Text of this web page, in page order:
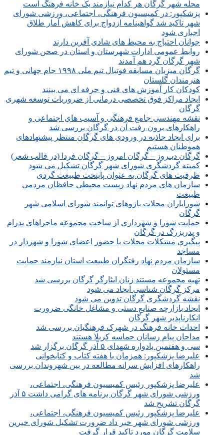
محله شهر گرگان هر کدام نیازمند یک خانه فرهنگ است
پزشکپور: در کمیسیون فرهنگی، اجتماعی، ورزشی شورای
شهر تاکید شد گواهینامه ازدواج برای کاهش آمار طلاق
اجباری شود
جوانان احتیاج به محیط های شادی آفرین دارند
روابط عمومی ادارات شهرستان و استان در صحن شورای
شهر گرگان گرد هم آمدند
گرگان میزبان مسابقه فوتبال تیم ملی ۱۹۹۸ جام جهانی و تیم
هنرمندان گلستان
کودکان کار آموزش های فنی و حرفه ای می بینند
ایجاد مراکز فوق تخصصی درمانی از ضروریات توسعه شهری
گرگان
نقشه مهندسی جامع فرهنگی و آسیب های اجتماعی و
راهکارهای برون رفت آن در گرگان بررسی شد
برای ایجاد جاذبه در ورودی های گرگان منتظر پیشنهادهای
هموطنان هستیم
گرگان دیـروز – گرگان امروز – گرگان فردا (در قالب شعر)
کمیته گردشگری شورای شهر گرگان تشکیل می شود
ظرفیت های گرگان به عنوان پایتخت طبیعت گردی
سازمان های مردم نهاد زیست محیطی حافظان مردمی
طبیعت
شورایاران محلات بازوهای توانمند شورای اسلامی شهر
گرگان
حمایت شورا و شهرداری از ساخت مجموعه ماجراهای پدرام
و پدربزرگ در گرگان
پیگیری مشکلات محلات با حضور اعضای شورا و شهردار در
مساجد
سازمان مردم نهاد رفتگران طبیعت استان نیازمند حمایت
مسئولان
تهیه مجموعه مستند زنان ایثارگر گرگان بررسی شد
مرکز گرگان شناسی ایجاد می شود
نقشه گردشگری گرگان تدوین می شود
ایجاد بازارچه صنایع دستی و مشاغل خانگی ضرورت
انکارناپذیر شهر گرگان
احداث خانه فرهنگ در شهرک فرهنگیان بررسی شد
مداحان پیام رسانان حماسه کربلا هستند
سی و هفتمین یادواره شهدای ۵ آذر گرگان برگزار شد
علیرضا پزشکپور: همزمان با هفته کتاب و کتابخوانی
راهکارهای افزایش سرانه مطالعه در بین شهروندان بررسی
شد
علیرضا پزشکپور رئیس کمیسیون فرهنگی، اجتماعی،
ورزشی شورای شهر گرگان برنامه های گرامی داشت ۵ آذر
گرگان تشریح شد
علیرضا پزشکپور رئیس کمیسیون فرهنگی، اجتماعی،
ورزشی شورای شهر خبر داد ضرورت تشکیل شورای خیرین
سلامت گرگان مورد تاکید قرار گرفت